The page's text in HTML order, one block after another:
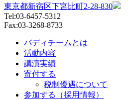
東京都新宿区下宮比町2-28-830
Tel:03-6457-5312
Fax:03-3268-8733
バディチームとは
活動内容
講演実績
寄付する
税制優遇について
参加する（採用情報）